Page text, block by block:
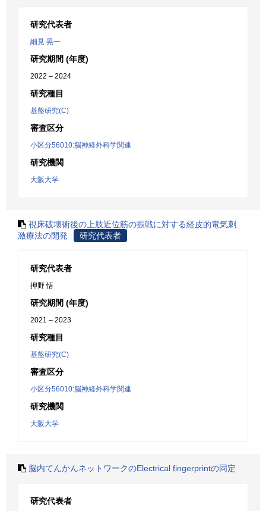
研究代表者
細見 晃一
研究期間 (年度)
2022 – 2024
研究種目
基盤研究(C)
審査区分
小区分56010:脳神経外科学関連
研究機関
大阪大学
視床破壊術後の上肢近位筋の振戦に対する経皮的電気刺
激療法の開発
研究代表者
研究代表者
押野 悟
研究期間 (年度)
2021 – 2023
研究種目
基盤研究(C)
審査区分
小区分56010:脳神経外科学関連
研究機関
大阪大学
脳内てんかんネットワークのElectrical fingerprintの同定
研究代表者